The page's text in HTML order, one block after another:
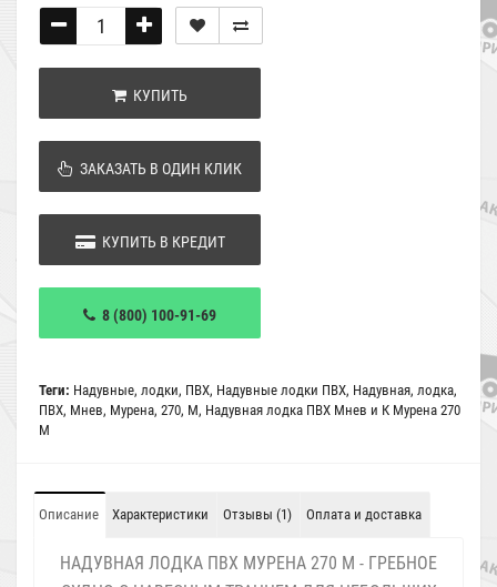
КУПИТЬ
ЗАКАЗАТЬ В ОДИН КЛИК
КУПИТЬ В КРЕДИТ
8 (800) 100-91-69
Теги: Надувные, лодки, ПВХ, Надувные лодки ПВХ, Надувная, лодка,
ПВХ, Мнев, Мурена, 270, М, Надувная лодка ПВХ Мнев и К Мурена 270
М
Описание Характеристики Отзывы (1) Оплата и доставка
НАДУВНАЯ ЛОДКА ПВХ МУРЕНА 270 М - ГРЕБНОЕ